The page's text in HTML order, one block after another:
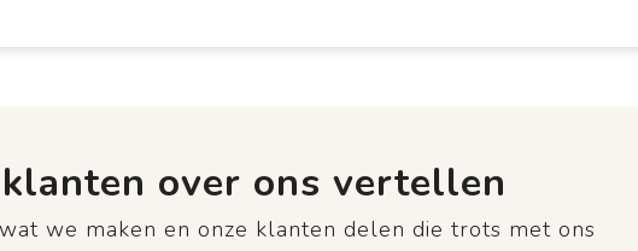
over ons vertellen
we maken en onze klanten delen die trots met ons